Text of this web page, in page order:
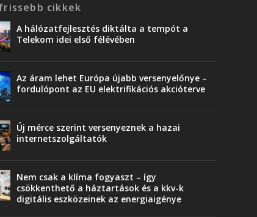
cikkek
A hálózatfejlesztés diktálta a tempót a
Telekom idei első félévében
Az áram lehet Európa újabb versenyelőnye –
fordulópont az EU elektrifikációs akcióterve
Új mérce szerint versenyeznek a hazai
internetszolgáltatók
Nem csak a klíma fogyaszt – így
csökkenthető a háztartások és a kkv-k
digitális eszközeinek az energiaigénye